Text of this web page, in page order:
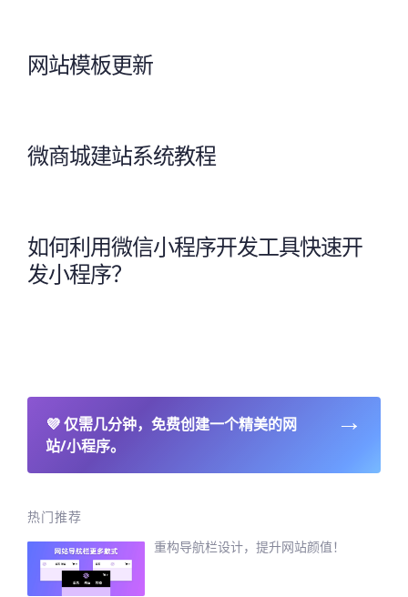
网站模板更新
微商城建站系统教程
如何利用微信小程序开发工具快速开
发小程序？
💜仅需几分钟，免费创建一个精美的网
站/小程序。
→
热门推荐
重构导航栏设计，提升网站颜值！